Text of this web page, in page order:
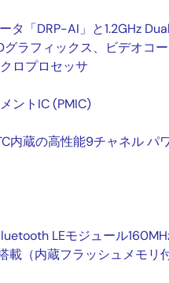
タ「DRP-AI」と1.2GHz
ラフィックス、ビデオコ
ロプロセッサ
ントIC (PMIC)
内蔵の高性能9チャネル パ
LEモジュール
載（内蔵フラッシュメモリ